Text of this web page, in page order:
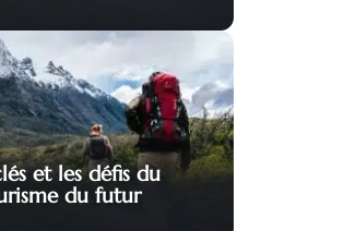
et les défis du
du futur